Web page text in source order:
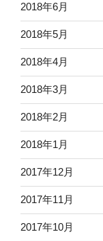
2018年6月
2018年5月
2018年4月
2018年3月
2018年2月
2018年1月
2017年12月
2017年11月
2017年10月